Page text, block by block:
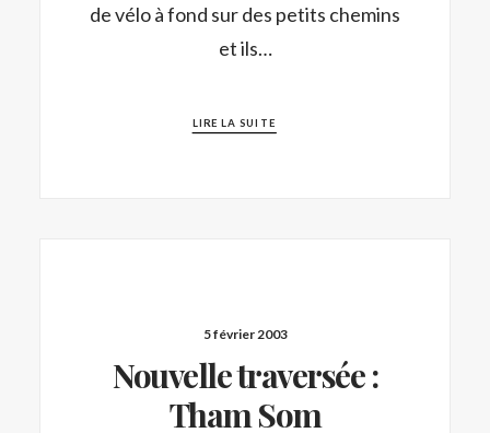
de vélo à fond sur des petits chemins
et ils…
LIRE LA SUITE
5 février 2003
Nouvelle traversée :
Tham Som